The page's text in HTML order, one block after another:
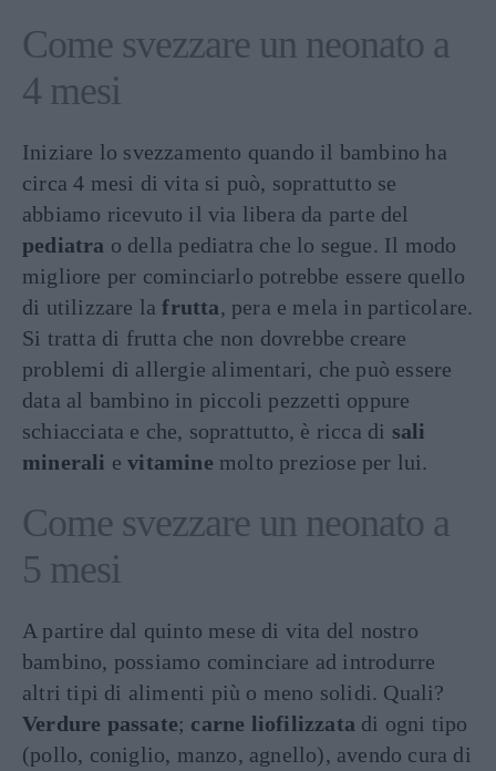
Come svezzare un neonato a
4 mesi
Iniziare lo svezzamento quando il bambino ha
circa 4 mesi di vita si può, soprattutto se
abbiamo ricevuto il via libera da parte del
pediatra o della pediatra che lo segue. Il modo
migliore per cominciarlo potrebbe essere quello
di utilizzare lafrutta, pera e mela in particolare.
Si tratta di frutta che non dovrebbe creare
problemi di allergie alimentari, che può essere
data al bambino in piccoli pezzetti oppure
schiacciata e che, soprattutto, è ricca di sali
minerali evitamine molto preziose per lui.
Come svezzare un neonato a
5 mesi
A partire dal quinto mese di vita del nostro
bambino, possiamo cominciare ad introdurre
altri tipi di alimenti più o meno solidi. Quali?
Verdure passate; carne liofilizzata di ogni tipo
(pollo, coniglio, manzo, agnello), avendo cura di